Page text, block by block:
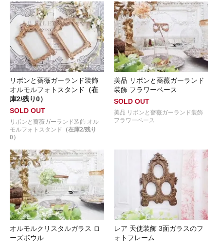
リボンと薔薇ガーランド装飾
オルモルフォトスタンド
（在
庫2/残り0）
SOLD OUT
リボンと薔薇ガーランド装飾 オル
モルフォトスタンド
（在庫2/残り
0）
美品 リボンと薔薇ガーランド
装飾 フラワーベース
SOLD OUT
美品 リボンと薔薇ガーランド装飾
フラワーベース
オルモルクリスタルガラス ロ
ーズボウル
レア 天使装飾 3面ガラスのフ
ォトフレーム